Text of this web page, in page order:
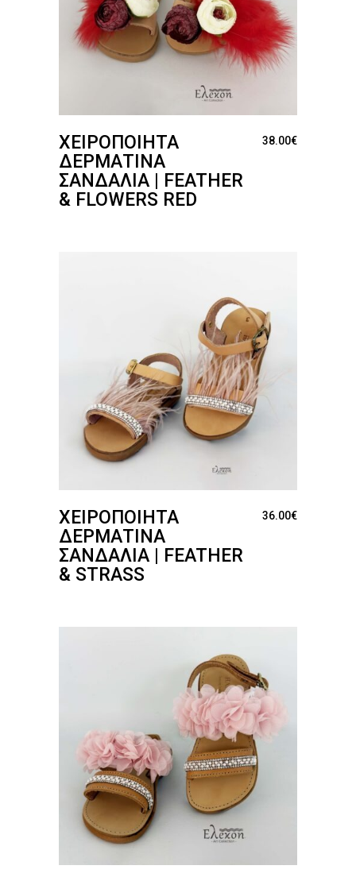
ΧΕΙΡΟΠΟΊΗΤΑ
ΔΕΡΜΆΤΙΝΑ
ΣΑΝΔΆΛΙΑ | FEATHER
& FLOWERS RED
38.00€
ΧΕΙΡΟΠΟΊΗΤΑ
ΔΕΡΜΆΤΙΝΑ
ΣΑΝΔΆΛΙΑ | FEATHER
& STRASS
36.00€